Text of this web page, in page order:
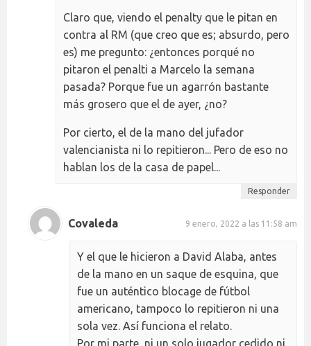
Claro que, viendo el penalty que le pitan en
contra al RM (que creo que es; absurdo, pero
es) me pregunto: ¿entonces porqué no
pitaron el penalti a Marcelo la semana
pasada? Porque fue un agarrón bastante
más grosero que el de ayer, ¿no?
Por cierto, el de la mano del jufador
valencianista ni lo repitieron... Pero de eso no
hablan los de la casa de papel...
Responder
Covaleda 9 enero, 2022 a las 11:58 am
Y el que le hicieron a David Alaba, antes
de la mano en un saque de esquina, que
fue un auténtico blocage de fútbol
americano, tampoco lo repitieron ni una
sola vez. Así funciona el relato.
Por mi parte, ni un solo jugador cedido ni